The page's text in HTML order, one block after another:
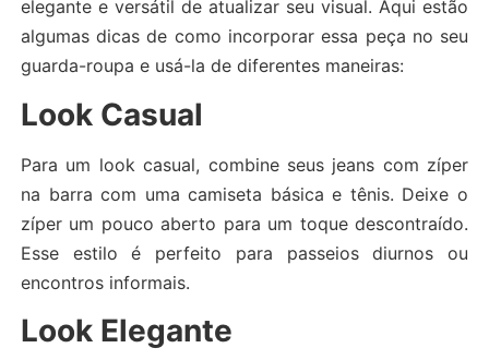
elegante e versátil de atualizar seu visual. Aqui estão
algumas dicas de como incorporar essa peça no seu
guarda-roupa e usá-la de diferentes maneiras:
Look Casual
Para um look casual, combine seus jeans com zíper
na barra com uma camiseta básica e tênis. Deixe o
zíper um pouco aberto para um toque descontraído.
Esse estilo é perfeito para passeios diurnos ou
encontros informais.
Look Elegante